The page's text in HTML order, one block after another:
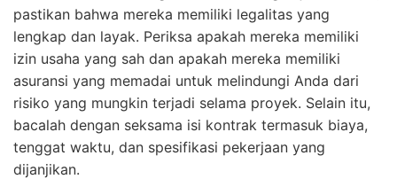
pastikan bahwa mereka memiliki legalitas yang
lengkap dan layak. Periksa apakah mereka memiliki
izin usaha yang sah dan apakah mereka memiliki
asuransi yang memadai untuk melindungi Anda dari
risiko yang mungkin terjadi selama proyek. Selain itu,
bacalah dengan seksama isi kontrak termasuk biaya,
tenggat waktu, dan spesifikasi pekerjaan yang
dijanjikan.